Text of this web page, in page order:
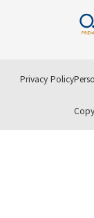
Privacy Policy